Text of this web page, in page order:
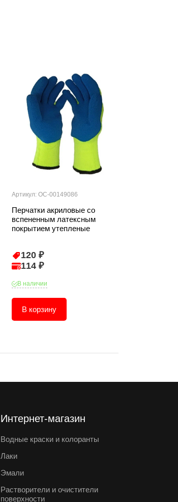
Артикул: ОС-00149086
Перчатки акриловые со
вспененным латексным
покрытием утепленые
120 ₽
114 ₽
В наличии
В корзину
Интернет-магазин
Водные краски и колоранты
Лаки
Эмали
Растворители и очистители
поверхности